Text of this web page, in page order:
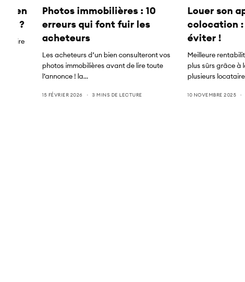
en
?
faire
Photos immobilières : 10
erreurs qui font fuir les
acheteurs
Les acheteurs d’un bien consulteront vos
photos immobilières avant de lire toute
l’annonce ! la…
15 FÉVRIER 2026 3 MINS DE LECTURE
Louer son
colocation :
éviter !
Meilleure
plus sûrs grâce à
plusieurs
10 NOVEMBRE 2025